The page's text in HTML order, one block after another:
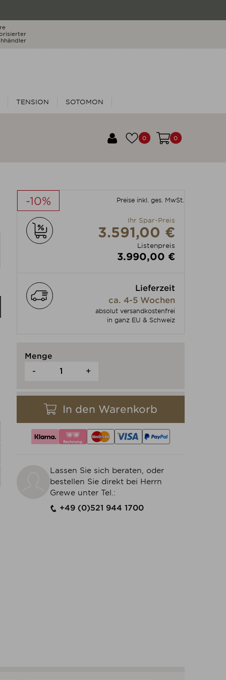
TENSION SOTOMON
0 0
individuell anpassen
-10% Preise inkl. ges. MwSt.
Ihr Spar-Preis
3.591,00 €
Listenpreis
3.990,00 €
Lieferzeit
ca. 4-5 Wochen
absolut versandkostenfrei
in ganz EU & Schweiz
Menge
- +
In den Warenkorb
Lassen Sie sich beraten, oder
bestellen Sie direkt bei Herrn
Grewe unter Tel.:
+49 (0)521 944 1700